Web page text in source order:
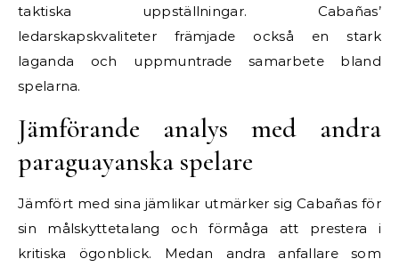
taktiska uppställningar. Cabañas’
ledarskapskvaliteter främjade också en stark
laganda och uppmuntrade samarbete bland
spelarna.
Jämförande analys med andra
paraguayanska spelare
Jämfört med sina jämlikar utmärker sig Cabañas för
sin målskyttetalang och förmåga att prestera i
kritiska ögonblick. Medan andra anfallare som